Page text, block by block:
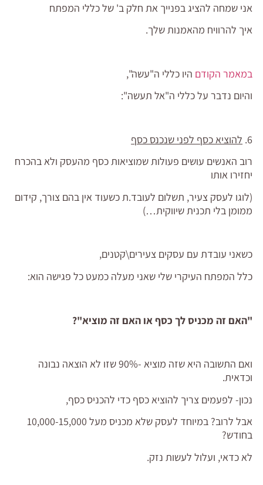
אני שמחה להציג בפנייך את חלק ב' של כללי המפתח
איך להרוויח מהאמנות שלך.
במאמר הקודם היו כללי ה"עשה",
והיום נדבר על כללי ה"אל תעשה":
6. להוציא כסף לפני שנכנס כסף
רוב האנשים עושים פעולות שמוציאות כסף מהעסק ולא בהכרח
יחזירו אותו
(לוגו לעסק צעיר, תשלום לעובד.ת כשעוד אין בהם צורך, קידום
ממומן בלי תכנית שיווקית…)
כשאני עובדת עם עסקים צעירים\קטנים,
כלל המפתח העיקרי שלי שאני מעלה כמעט כל פגישה הוא:
"האם זה מכניס לך כסף או האם זה מוציא"?
ואם התשובה היא שזה מוציא -90% שזו לא הוצאה נבונה
וכדאית.
נכון- לפעמים צריך להוציא כסף כדי להכניס כסף,
אבל לרוב? במיוחד לעסק שלא מכניס מעל 10,000-15,000
בחודש?
לא כדאי, ועלול לעשות נזק.